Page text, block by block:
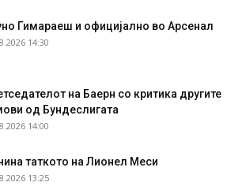
Гимараеш и официјално во Арсенал
14:30
на Баерн со критика другите
од Бундеслигата
14:00
таткото на Лионел Меси
13:25